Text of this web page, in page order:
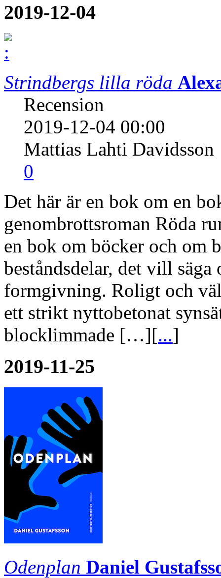
2019-12-04
Strindbergs lilla röda
Recension
2019-12-04 00:00
Mattias Lahti Davidsson
0
Det här är en bok om en
genombrottsroman Röda
en bok om böcker och om
beståndsdelar, det vill
formgivning. Roligt och
ett strikt nyttobetonat
blocklimmade […][...]
2019-11-25
Odenplan Daniel